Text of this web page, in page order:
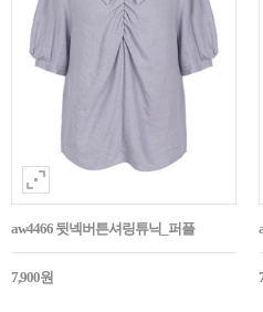
aw4466 뒷넥버튼셔링튜닉_퍼플
7,900원